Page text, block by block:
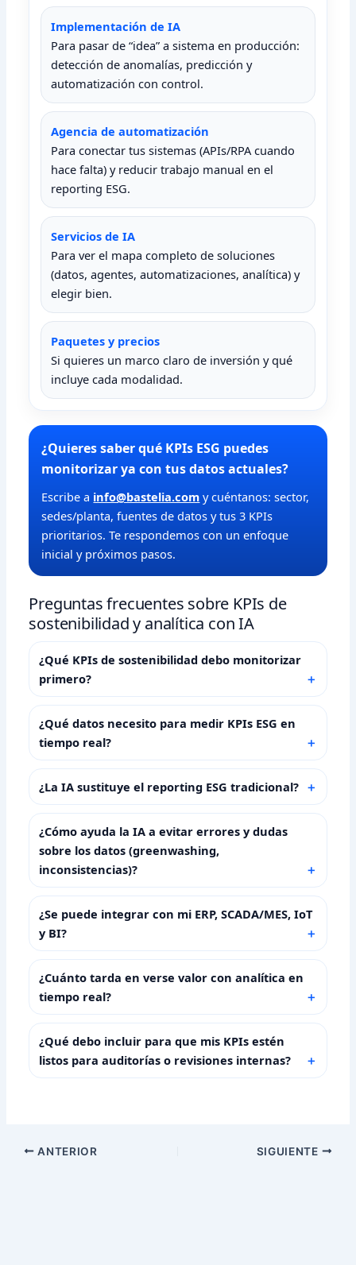
Implementación de IA
Para pasar de “idea” a sistema en producción:
detección de anomalías, predicción y
automatización con control.
Agencia de automatización
Para conectar tus sistemas (APIs/RPA cuando
hace falta) y reducir trabajo manual en el
reporting ESG.
Servicios de IA
Para ver el mapa completo de soluciones
(datos, agentes, automatizaciones, analítica) y
elegir bien.
Paquetes y precios
Si quieres un marco claro de inversión y qué
incluye cada modalidad.
¿Quieres saber qué KPIs ESG puedes
monitorizar ya con tus datos actuales?
Escribe a info@bastelia.com y cuéntanos: sector,
sedes/planta, fuentes de datos y tus 3 KPIs
prioritarios. Te respondemos con un enfoque
inicial y próximos pasos.
Preguntas frecuentes sobre KPIs de
sostenibilidad y analítica con IA
¿Qué KPIs de sostenibilidad debo monitorizar
primero?
¿Qué datos necesito para medir KPIs ESG en
tiempo real?
¿La IA sustituye el reporting ESG tradicional?
¿Cómo ayuda la IA a evitar errores y dudas
sobre los datos (greenwashing,
inconsistencias)?
¿Se puede integrar con mi ERP, SCADA/MES, IoT
y BI?
¿Cuánto tarda en verse valor con analítica en
tiempo real?
¿Qué debo incluir para que mis KPIs estén
listos para auditorías o revisiones internas?
ANTERIOR SIGUIENTE